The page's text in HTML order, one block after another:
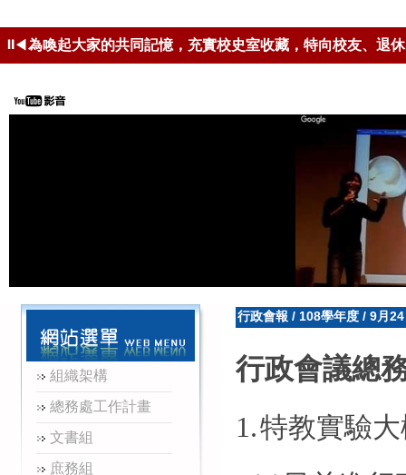
⏸◀為喚起大家的共同記憶，充實校史室收藏，特向校友、退
組織架構
總務處工作計畫
文書組
庶務組
行政會報 / 108學年度 / 9月
行政會議總
1.特教實驗